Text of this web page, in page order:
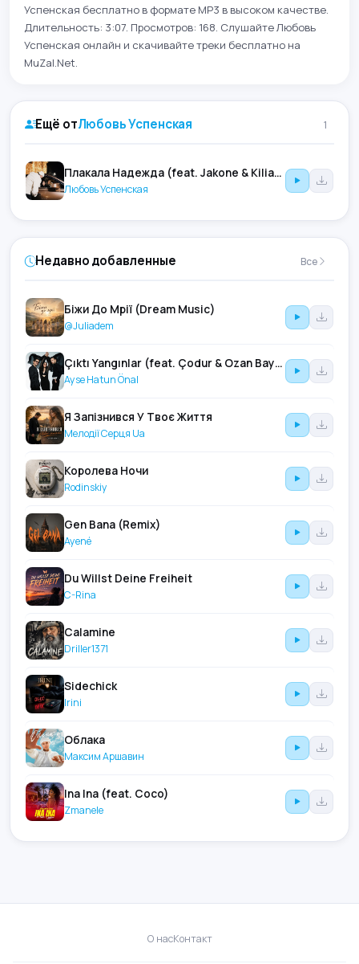
Успенская бесплатно в формате MP3 в высоком качестве.
Длительность: 3:07. Просмотров: 168. Слушайте Любовь
Успенская онлайн и скачивайте треки бесплатно на
MuZal.Net.
Ещё отЛюбовь Успенская 1
Плакала Надежда (feat. Jakone & Kiliana)
Любовь Успенская
Недавно добавленные Все
Біжи До Мрії (Dream Music)
@Juliadem
Çıktı Yangınlar (feat. Çodur & Ozan Bayrasa)
Ayse Hatun Önal
Я Запізнився У Твоє Життя
Мелодії Серця Ua
Королева Ночи
Rodinskiy
Gen Bana (Remix)
Ayené
Du Willst Deine Freiheit
C-Rina
Calamine
Driller1371
Sidechick
Irini
Облака
Максим Аршавин
Ina Ina (feat. Coco)
Zmanele
О насКонтакт